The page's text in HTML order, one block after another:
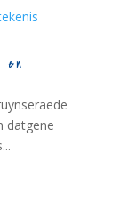
en
datgene